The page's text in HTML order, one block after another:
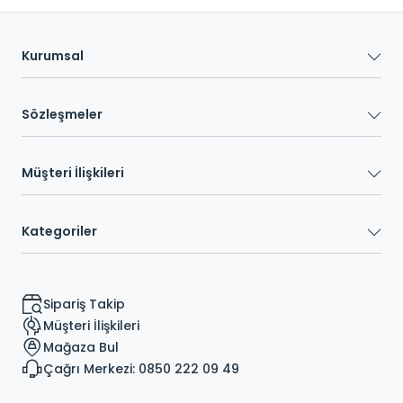
Kurumsal
Sözleşmeler
Müşteri İlişkileri
Kategoriler
Sipariş Takip
Müşteri İlişkileri
Mağaza Bul
Çağrı Merkezi: 0850 222 09 49